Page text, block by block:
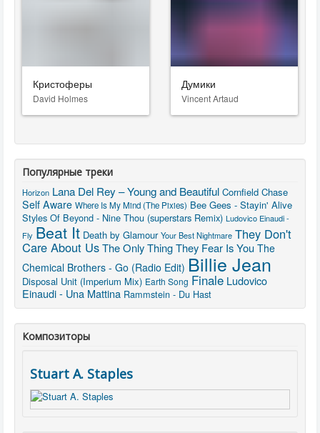
Кристоферы
David Holmes
Думики
Vincent Artaud
Популярные треки
Horizon Lana Del Rey – Young and Beautiful Cornfield Chase
Self Aware Where Is My Mind (The Pixies) Bee Gees - Stayin' Alive
Styles Of Beyond - Nine Thou (superstars Remix) Ludovico Einaudi -
Fly Beat It Death by Glamour Your Best Nightmare They Don't
Care About UsThe Only Thing They Fear Is You The
Chemical Brothers - Go (Radio Edit) Billie Jean
Disposal Unit (Imperium Mix) Earth Song Finale Ludovico
Einaudi - Una Mattina Rammstein - Du Hast
Композиторы
Stuart A. Staples